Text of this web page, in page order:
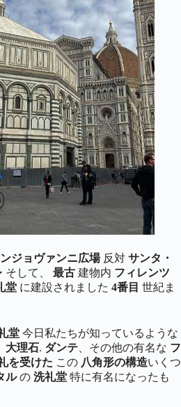
ジョヴァンニ広場反対 サンタ・
そして、 最古 建物内 フィレンツ
堂 に建設されました 4番目 世紀ま
堂 今日私たちが知っているような
大理石. ダンテ 、その他の有名な フ
を受けた この 八角形の構造いくつ
ルの 洗礼堂 特に有名になったも